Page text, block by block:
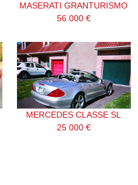
MASERATI GRANTURISMO
56 000 €
MERCEDES CLASSE SL
25 000 €